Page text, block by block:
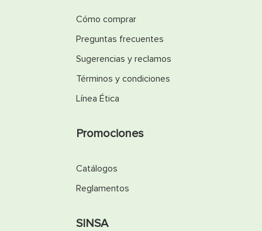
Cómo comprar
Preguntas frecuentes
Sugerencias y reclamos
Términos y condiciones
Línea Ética
Promociones
Catálogos
Reglamentos
SINSA